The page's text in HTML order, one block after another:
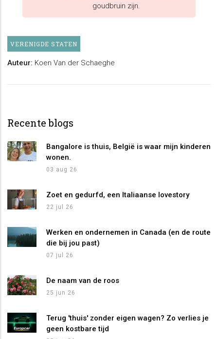
goudbruin zijn.
VERENIGDE STATEN
Auteur: Koen Van der Schaeghe
Recente blogs
Bangalore is thuis, België is waar mijn kinderen
wonen.
03 aug 26
Zoet en gedurfd, een Italiaanse lovestory
22 jul 26
Werken en ondernemen in Canada (en de route
die bij jou past)
07 jul 26
De naam van de roos
25 jun 26
Terug 'thuis' zonder eigen wagen? Zo verlies je
geen kostbare tijd